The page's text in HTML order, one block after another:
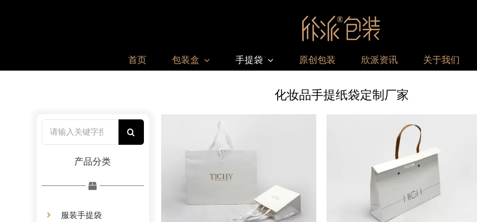
首页 包装盒 手提袋 原创包装 欣派资讯 关于我们
化妆品手提纸袋定制厂家
索：
产品分类
服装手提袋